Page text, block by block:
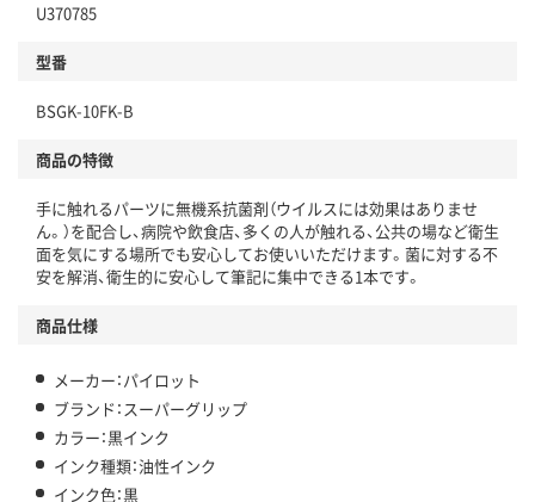
U370785
型番
BSGK-10FK-B
商品の特徴
手に触れるパーツに無機系抗菌剤（ウイルスには効果はありませ
ん。）を配合し、病院や飲食店、多くの人が触れる、公共の場など衛生
面を気にする場所でも安心してお使いいただけます。菌に対する不
安を解消、衛生的に安心して筆記に集中できる1本です。
商品仕様
メーカー：パイロット
ブランド：スーパーグリップ
カラー：黒インク
インク種類：油性インク
インク色：黒